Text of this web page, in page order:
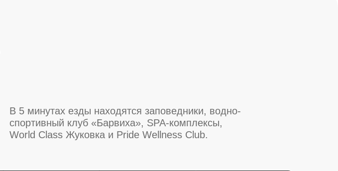
В 5 минутах езды находятся заповедники, водно-
спортивный клуб «Барвиха», SPA-комплексы,
World Class Жуковка и Pride Wellness Club.